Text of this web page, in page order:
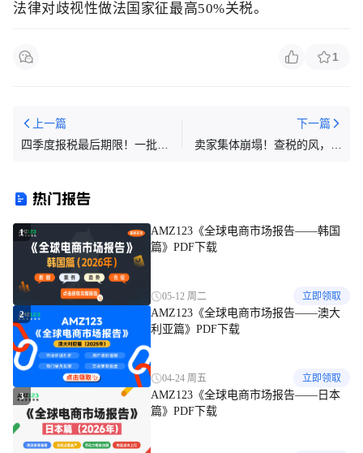
法律对歧视性做法国家征最高50%关税。
1
上一篇
四季度报税最后期限！一批跨
下一篇
卖家集体崩塌！查税的风，终
热门报告
1
AMZ123《全球电商市场报告——韩国
篇》PDF下载
05-12 周二 立即领取
2
AMZ123《全球电商市场报告——澳大
利亚篇》PDF下载
04-24 周五 立即领取
3
AMZ123《全球电商市场报告——日本
篇》PDF下载